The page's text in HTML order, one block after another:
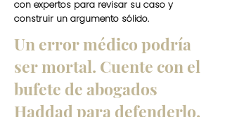
con expertos para revisar su caso y
construir un argumento sólido.
Un error médico podría
ser mortal. Cuente con el
bufete de abogados
Haddad para defenderlo.